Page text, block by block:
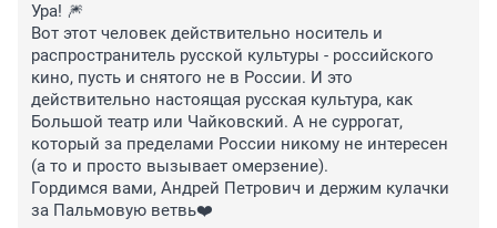
Ура! 🎆
Вот этот человек действительно носитель и
распространитель русской культуры - российского
кино, пусть и снятого не в России. И это
действительно настоящая русская культура, как
Большой театр или Чайковский. А не суррогат,
который за пределами России никому не интересен
(а то и просто вызывает омерзение).
Гордимся вами, Андрей Петрович и держим кулачки
за Пальмовую ветвь❤️